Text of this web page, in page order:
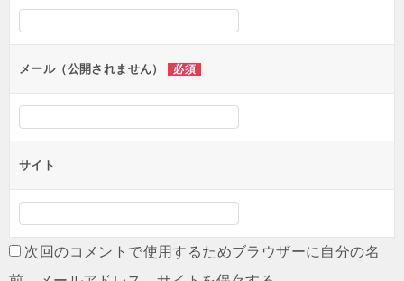
シ
ンメール（公開されません） 必須
サイト
次回のコメントで使用するためブラウザーに自分の名